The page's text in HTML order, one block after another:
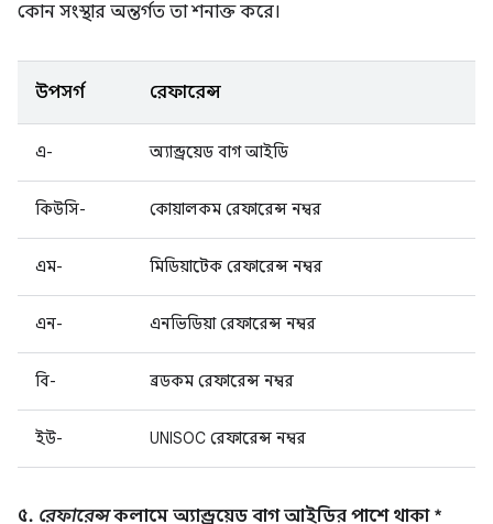
কোন সংস্থার অন্তর্গত তা শনাক্ত করে।
উপসর্গ রেফারেন্স
এ- অ্যান্ড্রয়েড বাগ আইডি
কিউসি- কোয়ালকম রেফারেন্স নম্বর
এম- মিডিয়াটেক রেফারেন্স নম্বর
এন- এনভিডিয়া রেফারেন্স নম্বর
বি- ব্রডকম রেফারেন্স নম্বর
ইউ- UNISOC রেফারেন্স নম্বর
৫. রেফারেন্সকলামে অ্যান্ড্রয়েড বাগ আইডির পাশে থাকা *